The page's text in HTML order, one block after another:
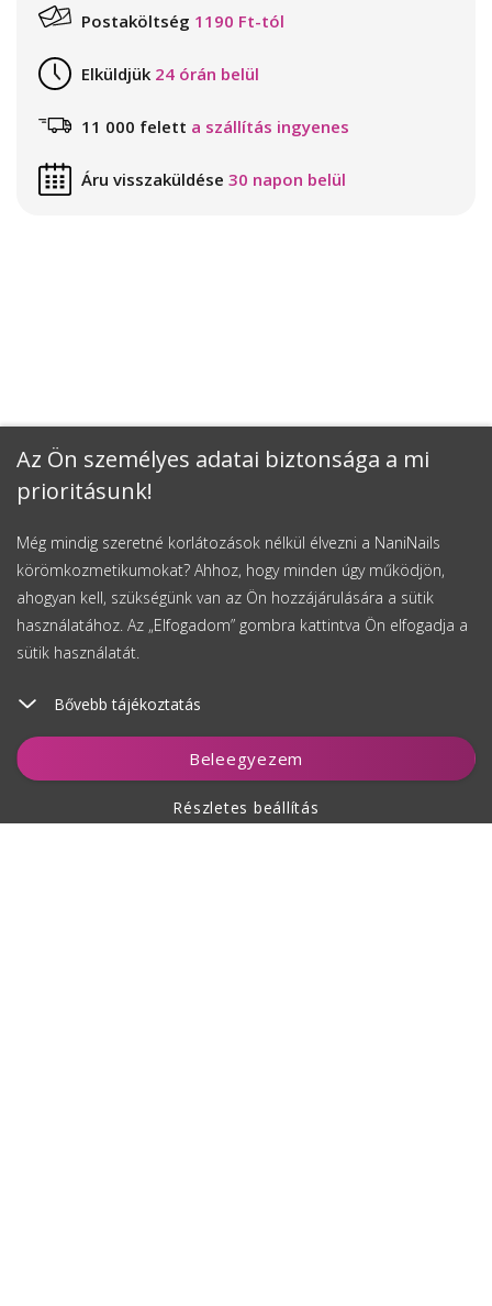
Az Ön személyes adatai biztonsága a mi
prioritásunk!
Még mindig szeretné korlátozások nélkül élvezni a NaniNails
körömkozmetikumokat? Ahhoz, hogy minden úgy működjön,
ahogyan kell, szükségünk van az Ön hozzájárulására a sütik
használatához. Az „Elfogadom” gombra kattintva Ön elfogadja a
sütik használatát.
Bővebb tájékoztatás
Beleegyezem
Részletes beállítás
Kosárhoz ad
Postaköltség 1190 Ft-tól
Elküldjük 24 órán belül
11 000 felett a szállítás ingyenes
Áru visszaküldése 30 napon belül